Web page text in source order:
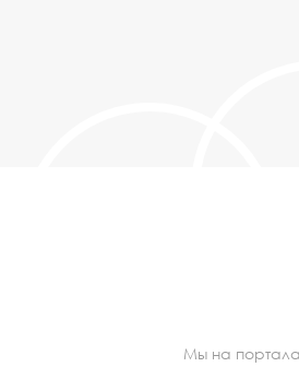
Мы на